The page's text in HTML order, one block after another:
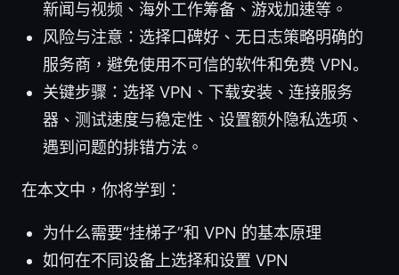
新闻与视频、海外工作筹备、游戏加速等。
风险与注意：选择口碑好、无日志策略明确的
服务商，避免使用不可信的软件和免费 VPN。
关键步骤：选择 VPN、下载安装、连接服务
器、测试速度与稳定性、设置额外隐私选项、
遇到问题的排错方法。
在本文中，你将学到：
为什么需要“挂梯子”和 VPN 的基本原理
如何在不同设备上选择和设置 VPN